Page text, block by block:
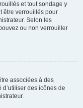
et tout sondage y
être verrouillés pour
Selon les
ou non verrouiller
associées à des
des icônes de